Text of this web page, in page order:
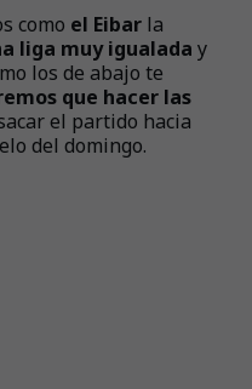
como el Eibar la
liga muy igualada y
los de abajo te
que hacer las
el partido hacia
del domingo.